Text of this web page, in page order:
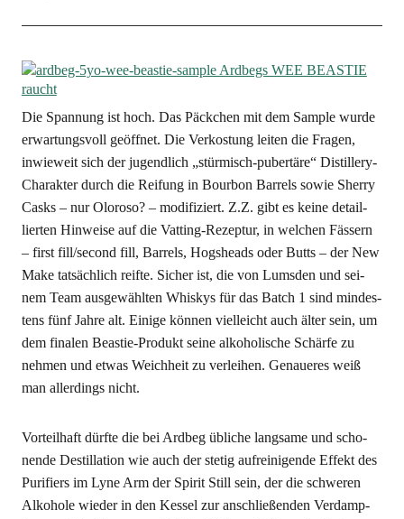
Die Span­nung ist hoch. Das Päck­chen mit dem Sam­ple wur­de
erwar­tungs­voll geöff­net. Die Ver­kos­tung lei­ten die Fra­gen,
inwie­weit sich der jugend­lich „stür­misch-puber­tä­re“ Distil­lery-
Cha­rak­ter durch die Rei­fung in Bour­bon Bar­rels sowie Sher­ry
Casks – nur Olo­ro­so? – modi­fi­ziert. Z.Z. gibt es kei­ne detail­
lier­ten Hin­wei­se auf die Vat­ting-Rezep­tur, in wel­chen Fäs­sern
– first fill/second fill, Bar­rels, Hogs­heads oder Butts – der New
Make tat­säch­lich reif­te. Sicher ist, die von Lums­den und sei­
nem Team aus­ge­wähl­ten Whis­kys für das Batch 1 sind min­des­
tens fünf Jah­re alt. Eini­ge kön­nen viel­leicht auch älter sein, um
dem fina­len Beas­tie-Pro­dukt sei­ne alko­ho­li­sche Schär­fe zu
neh­men und etwas Weich­heit zu ver­lei­hen. Genaue­res weiß
man aller­dings nicht.
Vor­teil­haft dürf­te die bei Ard­beg übli­che lang­sa­me und scho­
nen­de Destil­la­ti­on wie auch der ste­tig auf­rei­ni­gen­de Effekt des
Puri­fiers im Lyne Arm der Spi­rit Still sein, der die schwe­ren
Alko­ho­le wie­der in den Kes­sel zur anschlie­ßen­den Ver­damp­